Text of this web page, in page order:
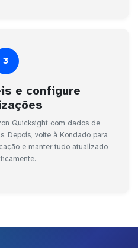
3
e configure
Quicksight com dados de
Depois, volte à Kondado para
e manter tudo atualizado